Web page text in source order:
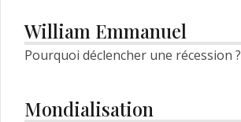
William Emmanuel
Pourquoi déclencher une récession ?
Mondialisation